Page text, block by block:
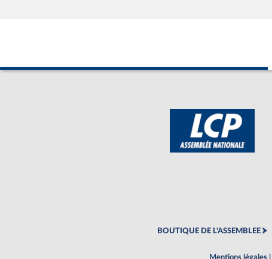
BOUTIQUE DE L'ASSEMBLEE
Mentions légales